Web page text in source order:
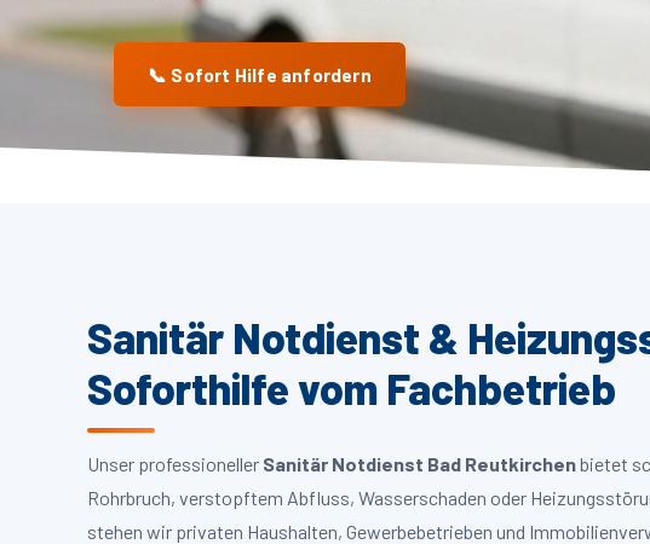
📞 Sofort Hilfe anfordern
Sanitär Notdienst &
Soforthilfe vom Fachbetrieb
Unser professioneller Sanitär Notdienst Bad Reutkirchenbietet
Rohrbruch, verstopftem Abfluss, Wasserschaden oder
stehen wir privaten Haushalten, Gewerbebetrieben und